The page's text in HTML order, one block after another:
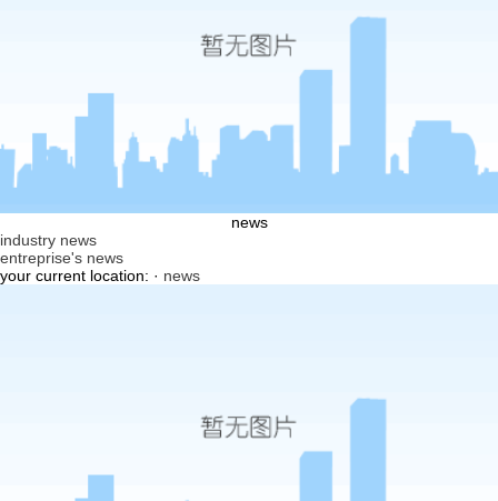
news
industry news
entreprise's news
your current location: · news